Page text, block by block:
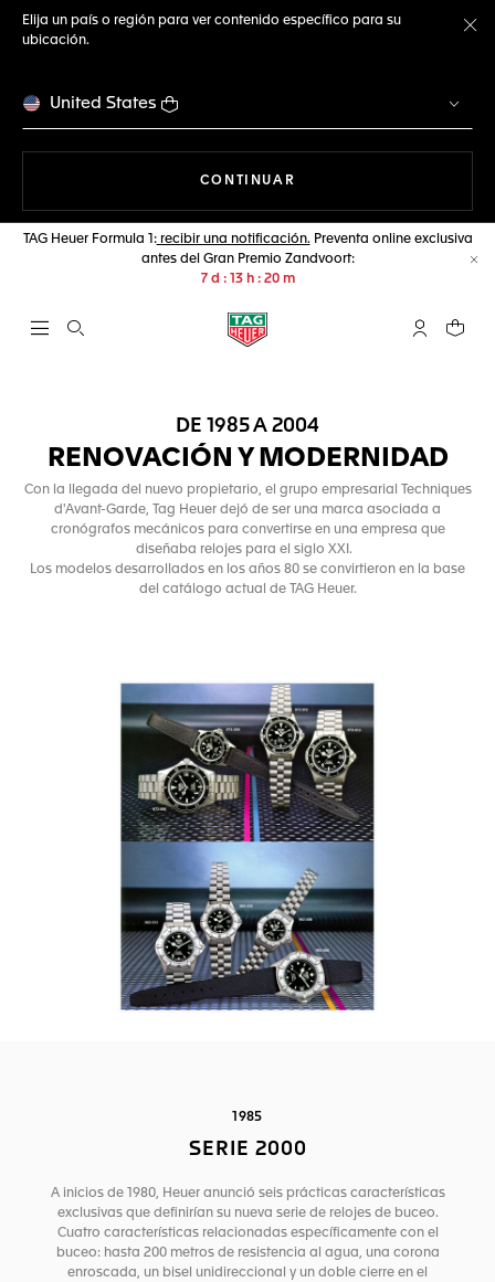
Elija un país o región para ver contenido específico para su
ubicación.
United States
CONTINUAR
TAG Heuer Formula 1:recibir una notificación.Preventa online exclusiva
antes del Gran Premio Zandvoort:
7 d 13 h 20 m
Abrir el menú de búsqueda Cuenta Mi
Su
DE 1985 A 2004
RENOVACIÓN Y MODERNIDAD
Con la llegada del nuevo propietario, el grupo empresarial Techniques
d'Avant-Garde, Tag Heuer dejó de ser una marca asociada a
cronógrafos mecánicos para convertirse en una empresa que
diseñaba relojes para el siglo XXI.
Los modelos desarrollados en los años 80 se convirtieron en la base
del catálogo actual de TAG Heuer.
1985
SERIE 2000
A inicios de 1980, Heuer anunció seis prácticas características
exclusivas que definirían su nueva serie de relojes de buceo.
Cuatro características relacionadas específicamente con el
buceo: hasta 200 metros de resistencia al agua, una corona
enroscada, un bisel unidireccional y un doble cierre en el